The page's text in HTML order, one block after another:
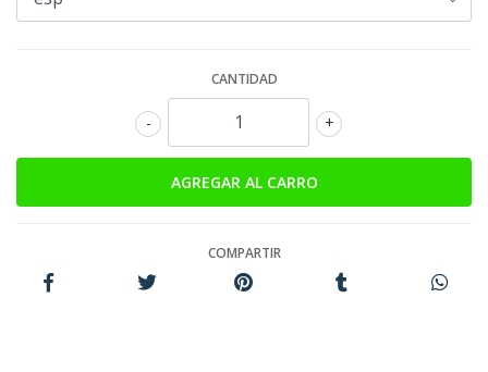
CANTIDAD
+
-
COMPARTIR